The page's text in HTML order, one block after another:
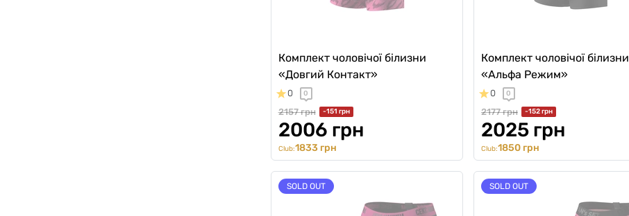
Комплект чоловічої білизни
«Довгий Контакт»
0 0
2157 грн -151 грн
2006 грн
Club:1833 грн
Комплект чоловічої білизни
«Альфа Режим»
0 0
2177 грн -152 грн
2025 грн
Club:1850 грн
SOLD OUT SOLD OUT